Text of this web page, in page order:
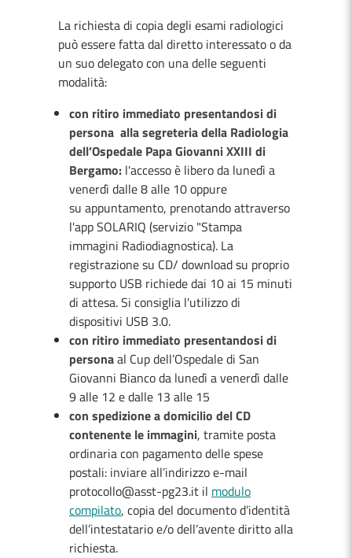
La richiesta di copia degli esami radiologici
può essere fatta dal diretto interessato o da
un suo delegato con una delle seguenti
modalità:
con ritiro immediato presentandosi di
persona alla segreteria della Radiologia
dell’Ospedale Papa Giovanni XXIII di
Bergamo: l'accesso è libero da lunedì a
venerdì dalle 8 alle 10 oppure
su appuntamento, prenotando attraverso
l'app SOLARIQ (servizio "Stampa
immagini Radiodiagnostica). La
registrazione su CD/ download su proprio
supporto USB richiede dai 10 ai 15 minuti
di attesa. Si consiglia l'utilizzo di
dispositivi USB 3.0.
con ritiro immediato presentandosi di
personaal Cup dell’Ospedale di San
Giovanni Bianco da lunedì a venerdì dalle
9 alle 12 e dalle 13 alle 15
con spedizione a domicilio del CD
contenente le immagini, tramite posta
ordinaria con pagamento delle spese
postali: inviare all’indirizzo e-mail
protocollo@asst-pg23.it il modulo
compilato, copia del documento d’identità
dell’intestatario e/o dell’avente diritto alla
richiesta.